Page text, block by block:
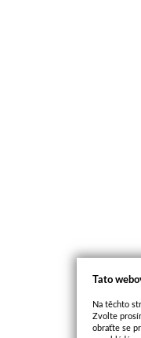
Tato
Na těchto
Zvolte
obraťte se